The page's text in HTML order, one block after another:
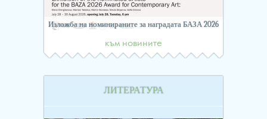
Изложба на номинираните за наградата БАЗА 2026
към новините
ЛИТЕРАТУРА